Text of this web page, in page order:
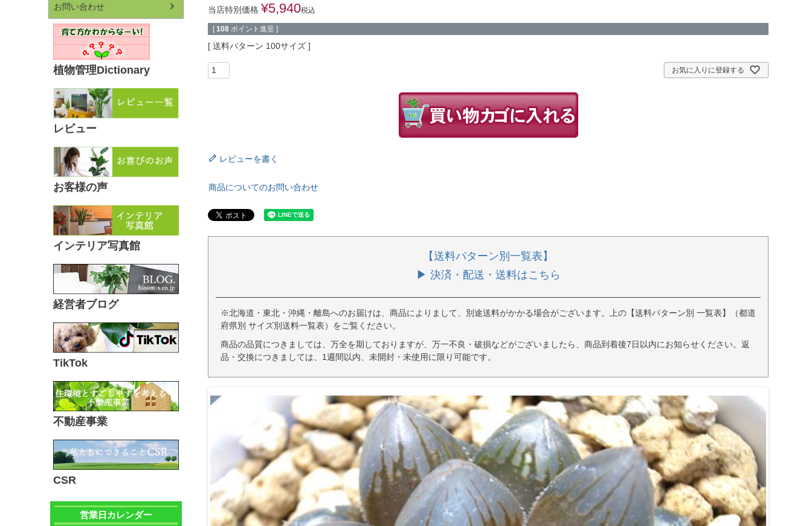
お問い合わせ
植物管理Dictionary
レビュー
お客様の声
インテリア写真館
経営者ブログ
TikTok
不動産事業
CSR
営業日カレンダー
当店特別価格 ¥5,940税込
[ 108 ポイント進呈 ]
送料パターン 100サイズ
お気に入りに登録する
レビューを書く
商品についてのお問い合わせ
【送料パターン別一覧表】
▶ 決済・配送・送料はこちら
※北海道・東北・沖縄・離島へのお届けは、商品によりまして、別途送料がかかる場合がございます。上の【送料パターン別 一覧表】（都道
府県別 サイズ別送料一覧表）をご覧ください。
商品の品質につきましては、万全を期しておりますが、万一不良・破損などがございましたら、商品到着後7日以内にお知らせください。返
品・交換につきましては、1週間以内、未開封・未使用に限り可能です。